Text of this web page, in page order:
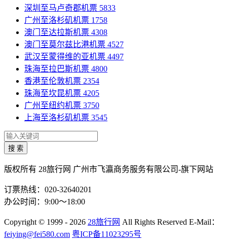
深圳至马卢奇郡机票 5833
广州至洛杉矶机票 1758
澳门至达拉斯机票 4308
澳门至莫尔兹比港机票 4527
武汉至蒙得维的亚机票 4497
珠海至拉巴斯机票 4800
香港至伦敦机票 2354
珠海至坎昆机票 4205
广州至纽约机票 3750
上海至洛杉矶机票 3545
搜 索
版权所有 28旅行网 广州市飞瀛商务服务有限公司-旗下网站
订票热线：020-32640201
办公时间：9:00～18:00
Copyright © 1999 - 2026 28旅行网 All Rights Reserved E-Mail：
feiying@fei580.com 粤ICP备11023295号